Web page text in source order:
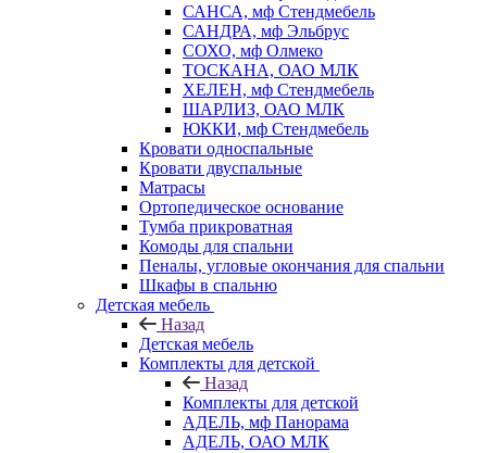
САНСА, мф Стендмебель
САНДРА, мф Эльбрус
СОХО, мф Олмеко
ТОСКАНА, ОАО МЛК
ХЕЛЕН, мф Стендмебель
ШАРЛИЗ, ОАО МЛК
ЮККИ, мф Стендмебель
Кровати односпальные
Кровати двуспальные
Матрасы
Ортопедическое основание
Тумба прикроватная
Комоды для спальни
Пеналы, угловые окончания для спальни
Шкафы в спальню
Детская мебель
Назад
Детская мебель
Комплекты для детской
Назад
Комплекты для детской
АДЕЛЬ, мф Панорама
АДЕЛЬ, ОАО МЛК